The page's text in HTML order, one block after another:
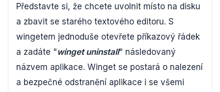
Představte si, že chcete uvolnit místo na disku
a zbavit se starého textového editoru. S
wingetem jednoduše otevřete příkazový řádek
a zadáte "winget uninstall" následovaný
názvem aplikace. Winget se postará o nalezení
a bezpečné odstranění aplikace i se všemi